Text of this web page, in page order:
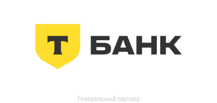
Генеральный партнер